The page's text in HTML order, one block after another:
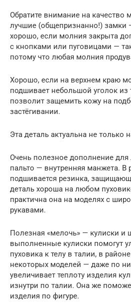
Обратите внимание на
лучшие (общепризнанно!) замки
хорошо, если молния закрыта
с кнопками или пуговицами —
потому что любая молния
Хорошо, если на верхнем краю
подшивает небольшой уголок из
позволит защемить кожу на
застёгивании.
Эта деталь актуальна не только
Очень полезное дополнение для
пальто — внутренняя манжета. В
подшивается резинка,
деталь хороша на любом
практична она на моделях с
рукавами.
Полезная «мелочь» — кулиски и
выполненные кулиски помогут
пуховика к телу в талии, в
некоторых моделей — даже по
увеличивает теплоту изделия
изнутри по талии. Она же
изделия по фигуре.